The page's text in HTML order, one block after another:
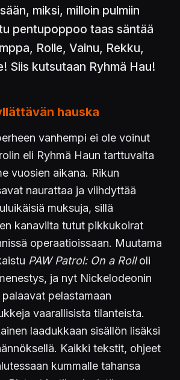
miksi, milloin pulmiin
pentupoppoo taas säntää
Rolle, Vainu, Rekku,
Siis kutsutaan Ryhmä Hau!
hauska
vanhempi ei ole voinut
eli Ryhmä Haun tarttuvalta
vuosien aikana. Rikun
naurattaa ja viihdyttää
muksuja, sillä
kanavilta tutut pikkukoirat
operaatioissaan. Muutama
PAW Patrol: On a Rolloli
ja nyt Nickelodeonin
pelastamaan
vaarallisista tilanteista.
laadukkaan sisällön lisäksi
Kaikki tekstit, ohjeet
kummalle tahansa